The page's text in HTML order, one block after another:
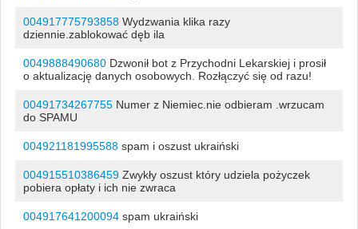
004917775793858Wydzwania klika razy
dziennie.zablokować dęb ila
0049888490680Dzwonił bot z Przychodni Lekarskiej i prosił
o aktualizację danych osobowych. Rozłączyć się od razu!
00491734267755Numer z Niemiec.nie odbieram .wrzucam
do SPAMU
004921181995588spam i oszust ukraiński
004915510386459Zwykły oszust który udziela pożyczek
pobiera opłaty i ich nie zwraca
004917641200094spam ukraiński